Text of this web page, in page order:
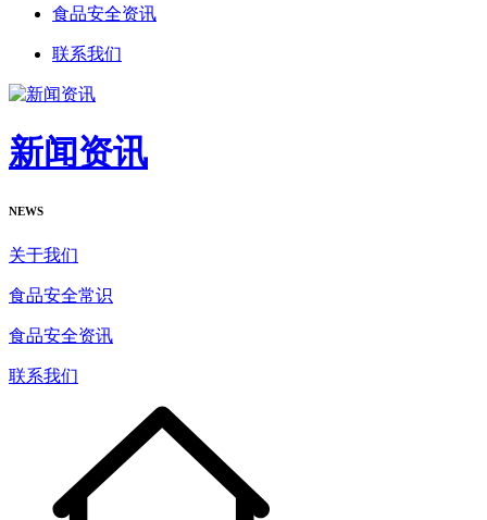
食品安全资讯
联系我们
新闻资讯
NEWS
关于我们
食品安全常识
食品安全资讯
联系我们